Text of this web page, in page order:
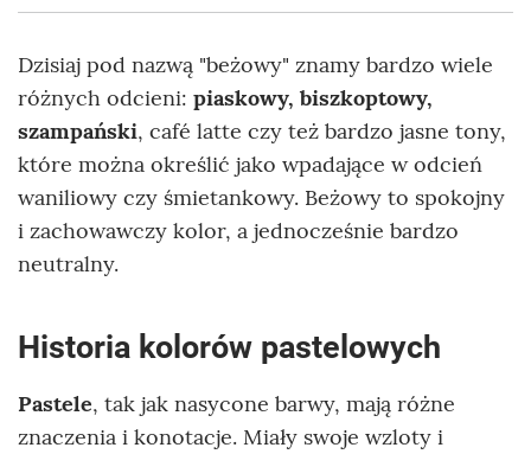
Dzisiaj pod nazwą "beżowy" znamy bardzo wiele
różnych odcieni: piaskowy, biszkoptowy,
szampański, café latte czy też bardzo jasne tony,
które można określić jako wpadające w odcień
waniliowy czy śmietankowy. Beżowy to spokojny
i zachowawczy kolor, a jednocześnie bardzo
neutralny.
Historia kolorów pastelowych
Pastele, tak jak nasycone barwy, mają różne
znaczenia i konotacje. Miały swoje wzloty i